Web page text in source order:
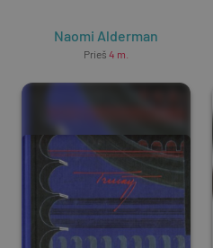
Naomi Alderman
Prieš 4 m.